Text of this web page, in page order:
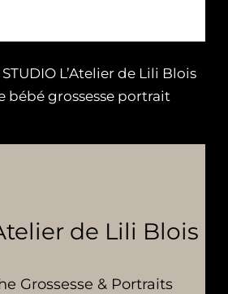
L’Atelier de Lili Blois
bébé grossesse portrait
de Lili Blois
Grossesse & Portraits